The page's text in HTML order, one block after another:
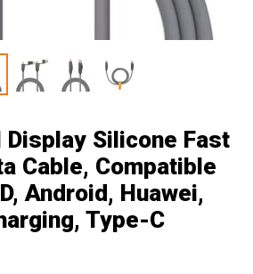
Display Silicone Fast
Cable, Compatible
Android, Huawei,
Type-C